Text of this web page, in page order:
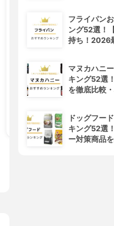
TANITA(タニタ)
デジタルタイマー でか見えプ
¥1,057
フライパン
ング52選！
持ち！2026
マヌカハニ
キング52選
を徹底比較
ドッグフー
キング52選
ー対策商品